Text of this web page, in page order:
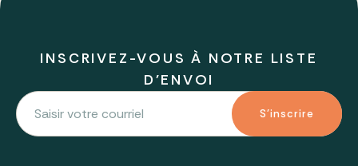
INSCRIVEZ-VOUS À NOTRE LISTE
D'ENVOI
S'inscrire